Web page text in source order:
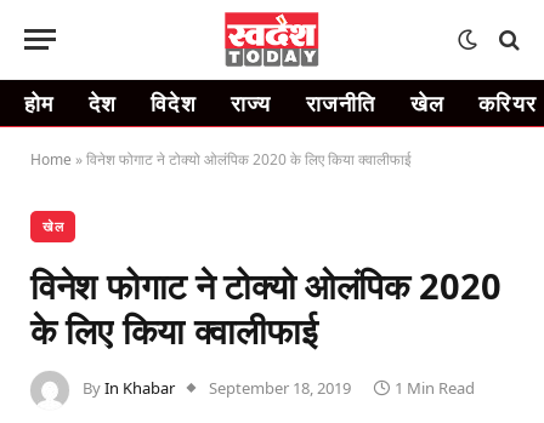
होम देश विदेश राज्य राजनीति खेल करियर
Home »विनेश फोगाट ने टोक्यो ओलंपिक 2020 के लिए किया क्वालीफाई
खेल
विनेश फोगाट ने टोक्यो ओलंपिक 2020
के लिए किया क्वालीफाई
ByIn Khabar September 18, 2019 1 Min Read